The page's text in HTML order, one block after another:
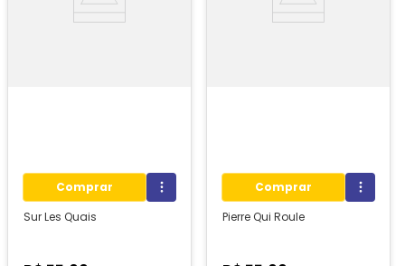
Comprar
Sur Les Quais
Comprar
Pierre Qui Roule